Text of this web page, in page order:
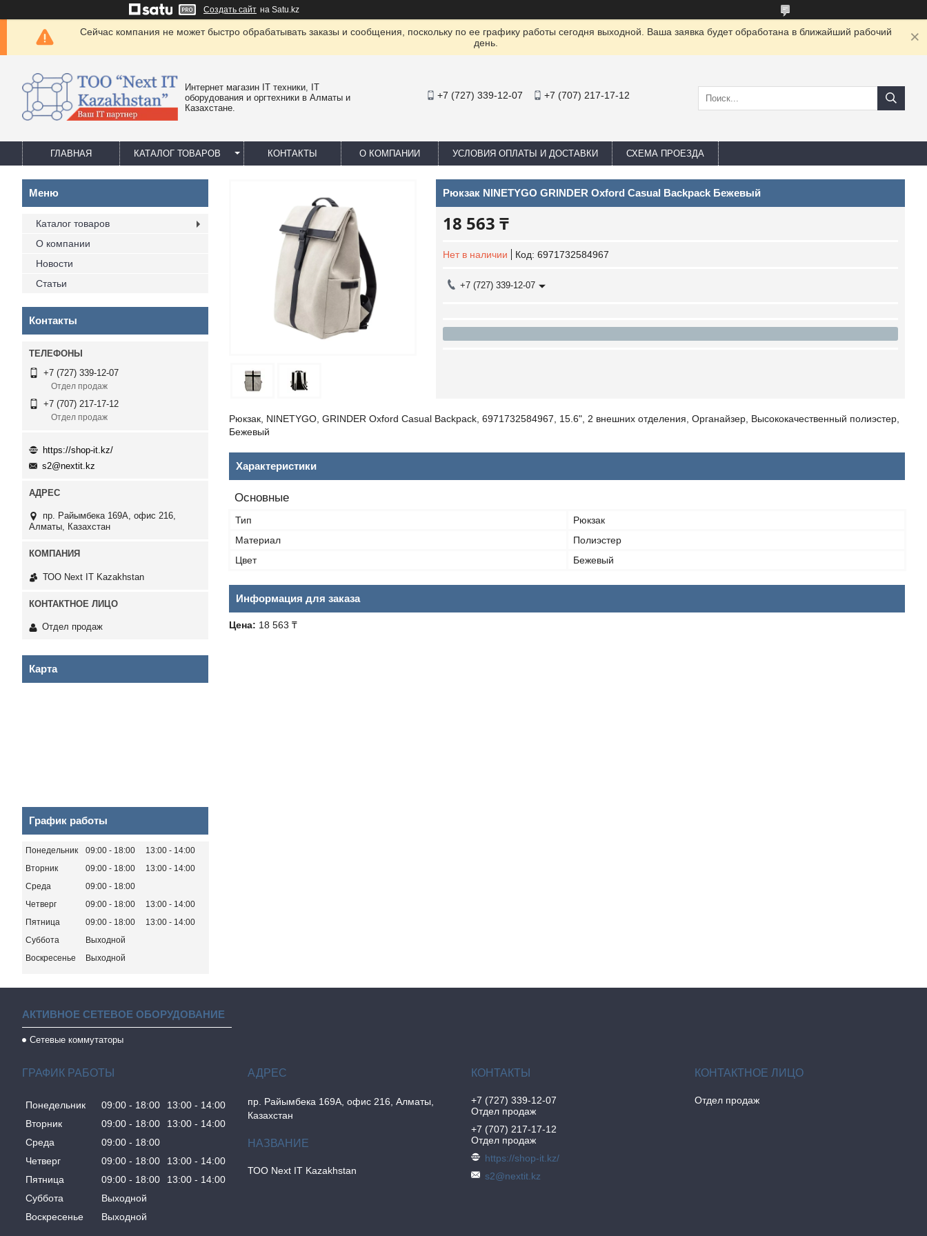
Создать сайт на Satu.kz
Сейчас компания не может быстро обрабатывать заказы и сообщения, поскольку по ее графику работы сегодня выходной. Ваша заявка будет обработана в ближайший рабочий
день.
Интернет магазин IT техники, IT
оборудования и оргтехники в Алматы и
Казахстане.
+7 (727) 339-12-07 +7 (707) 217-17-12
ГЛАВНАЯ КАТАЛОГ ТОВАРОВ КОНТАКТЫ О КОМПАНИИ УСЛОВИЯ ОПЛАТЫ И ДОСТАВКИ СХЕМА ПРОЕЗДА
Рюкзак NINETYGO GRINDER Oxford Casual Backpack Бежевый
18 563 ₸
Нет в наличии Код: 6971732584967
+7 (727) 339-12-07
Рюкзак, NINETYGO, GRINDER Oxford Casual Backpack, 6971732584967, 15.6", 2 внешних отделения, Органайзер, Высококачественный полиэстер,
Бежевый
Характеристики
Основные
Тип
Рюкзак
Материал
Полиэстер
Цвет
Бежевый
Информация для заказа
Цена: 18 563 ₸
Каталог товаров
О компании
Новости
Статьи
Контакты
+7 (727) 339-12-07
Отдел продаж
+7 (707) 217-17-12
Отдел продаж
https://shop-it.kz/
s2@nextit.kz
пр. Райымбека 169А, офис 216,
Алматы, Казахстан
ТОО Next IT Kazakhstan
Отдел продаж
Карта
График работы
Понедельник 09:00 18:00 13:00
14:00
Вторник
09:00 18:00 13:00
14:00
Среда
09:00
18:00
Четверг
09:00 18:00 13:00
14:00
Пятница
09:00 18:00 13:00
14:00
Суббота
Выходной
Воскресенье
Выходной
АКТИВНОЕ СЕТЕВОЕ ОБОРУДОВАНИЕ
Сетевые коммутаторы
ГРАФИК РАБОТЫ
Понедельник 09:00 18:00 13:00
14:00
Вторник
09:00 18:00 13:00
14:00
Среда
09:00
18:00
Четверг
09:00 18:00 13:00
14:00
Пятница
09:00 18:00 13:00
14:00
Суббота
Выходной
Воскресенье
Выходной
пр. Райымбека 169А, офис 216, Алматы,
Казахстан
ТОО Next IT Kazakhstan
+7 (727) 339-12-07
Отдел продаж
+7 (707) 217-17-12
Отдел продаж
https://shop-it.kz/
s2@nextit.kz
Отдел продаж